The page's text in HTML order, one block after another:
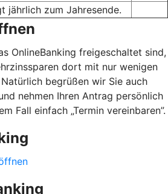
jährlich zum Jahresende.
OnlineBanking freigeschaltet sind,
dort mit nur wenigen
begrüßen wir Sie auch
nehmen Ihren Antrag persönlich
Fall einfach „Termin vereinbaren”.